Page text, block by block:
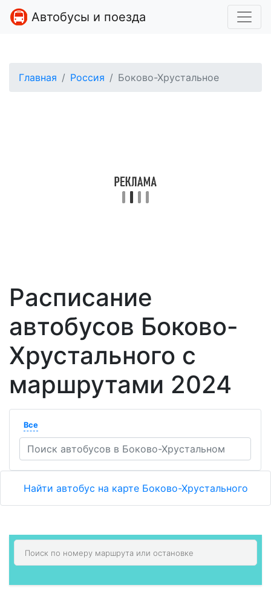
Автобусы и поезда
Главная Россия Боково-Хрустальное
Расписание
автобусов Боково-
Хрустального с
маршрутами 2024
Все
Найти автобус на карте Боково-Хрустального